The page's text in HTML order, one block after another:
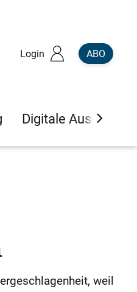
Login ABO
Digitale Ausgaben
weil